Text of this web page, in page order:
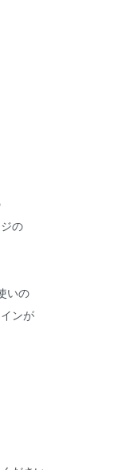
の
いの
ンが